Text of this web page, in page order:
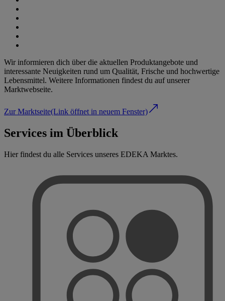
Wir informieren dich über die aktuellen Produktangebote und
interessante Neuigkeiten rund um Qualität, Frische und hochwertige
Lebensmittel. Weitere Informationen findest du auf unserer
Marktwebseite.
Zur Marktseite(Link öffnet in neuem Fenster)
Services im Überblick
Hier findest du alle Services unseres EDEKA Marktes.